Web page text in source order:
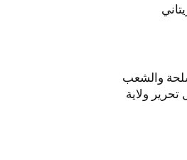
والشعب
تحرير ولاية